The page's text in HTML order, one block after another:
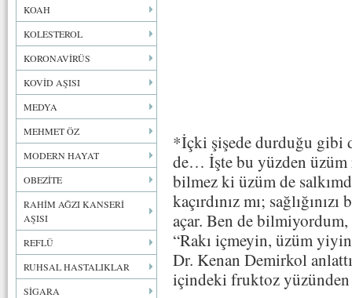
KOAH
KOLESTEROL
KORONAVİRÜS
KOVİD AŞISI
MEDYA
MEHMET ÖZ
MODERN HAYAT
OBEZİTE
RAHİM AĞZI KANSERİ
AŞISI
REFLÜ
RUHSAL HASTALIKLAR
SİGARA
*İçki şişede durduğu gibi
de… İşte bu yüzden
bilmez ki üzüm de
kaçırdınız mı;
açar. Ben de
“Rakı içmeyin, üzüm
Dr. Kenan Demirkol
içindeki fruktoz yüzünden